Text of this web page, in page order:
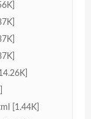
[1.44K]